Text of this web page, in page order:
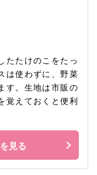
たたけのこをたっ
は使わずに、野菜
す。生地は市販の
覚えておくと便利
見る